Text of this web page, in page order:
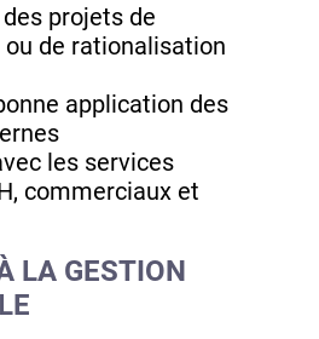
projets de
de rationalisation
application des
les services
commerciaux et
LA GESTION